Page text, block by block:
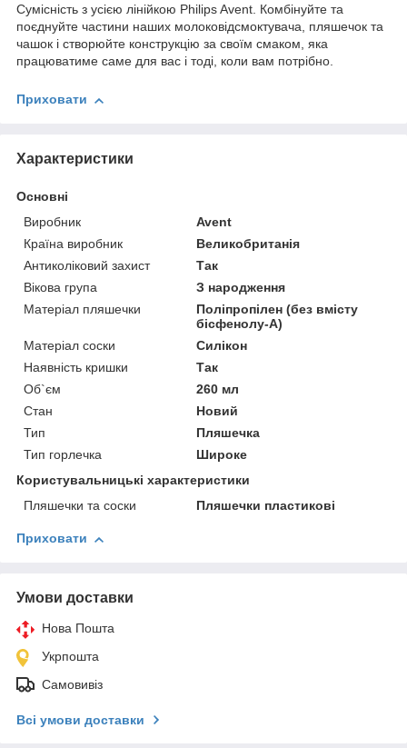
Сумісність з усією лінійкою Philips Avent. Комбінуйте та
поєднуйте частини наших молоковідсмоктувача, пляшечок та
чашок і створюйте конструкцію за своїм смаком, яка
працюватиме саме для вас і тоді, коли вам потрібно.
Приховати
Характеристики
Основні
Виробник
Avent
Країна виробник
Великобританія
Антиколіковий захист
Так
Вікова група
З народження
Матеріал пляшечки
Поліпропілен (без вмісту
бісфенолу-А)
Матеріал соски
Силікон
Наявність кришки
Так
Об`єм
260 мл
Стан
Новий
Тип
Пляшечка
Тип горлечка
Широке
Користувальницькі характеристики
Пляшечки та соски
Пляшечки пластикові
Приховати
Умови доставки
Нова Пошта
Укрпошта
Самовивіз
Всі умови доставки